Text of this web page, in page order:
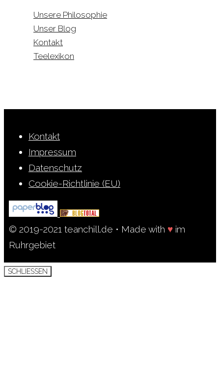
Unsere Philosophie
Unser Blog
Kontakt
Teelexikon
Kontakt
Impressum
Datenschutz
Cookie-Richtlinie (EU)
© 2019-2021 teanchill.de • Made with ♥ im
Ruhrgebiet
SCHLIESSEN